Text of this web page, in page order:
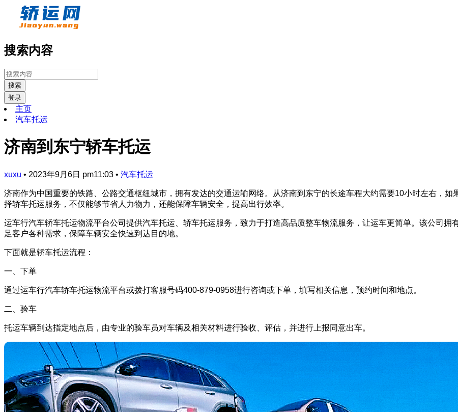
搜索内容
搜索
登录
主页
汽车托运
济南到东宁轿车托运
xuxu • 2023年9月6日 pm11:03 • 汽车托运
济南作为中国重要的铁路、公路交通枢纽城市，拥有发达的交通运输网络。从济南到东宁的长途车程大约需要10小时左右，
择轿车托运服务，不仅能够节省人力物力，还能保障车辆安全，提高出行效率。
运车行汽车轿车托运物流平台公司提供汽车托运、轿车托运服务，致力于打造高品质整车物流服务，让运车更简单。该公司
足客户各种需求，保障车辆安全快速到达目的地。
下面就是轿车托运流程：
一、下单
通过运车行汽车轿车托运物流平台或拨打客服号码400-879-0958进行咨询或下单，填写相关信息，预约时间和地点。
二、验车
托运车辆到达指定地点后，由专业的验车员对车辆及相关材料进行验收、评估，并进行上报同意出车。